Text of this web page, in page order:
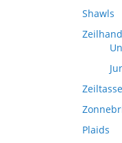
Shawls
Plaids